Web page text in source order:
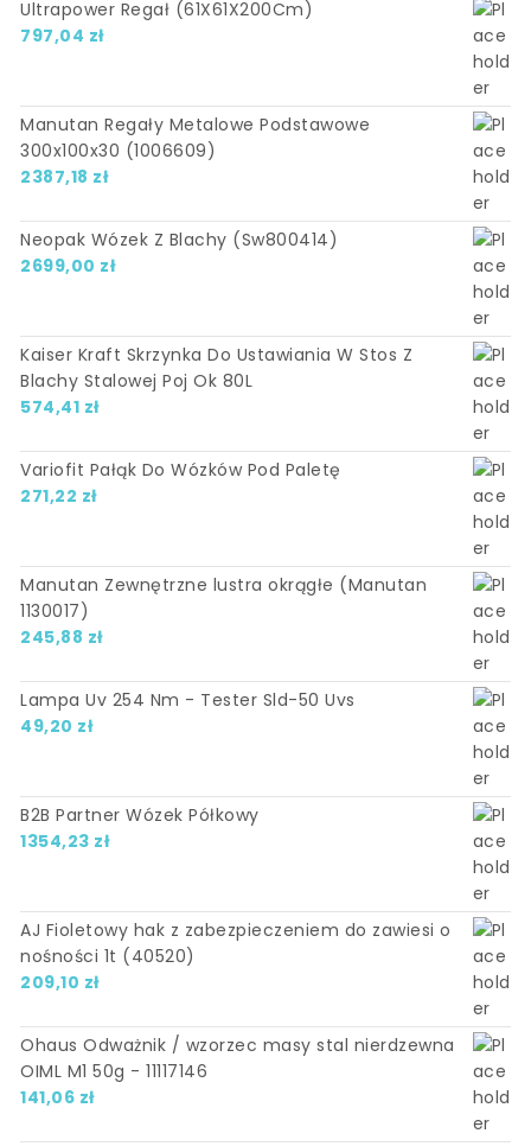
Ultrapower Regał (61X61X200Cm)
797,04 zł
Manutan Regały Metalowe Podstawowe
300x100x30 (1006609)
2387,18 zł
Neopak Wózek Z Blachy (Sw800414)
2699,00 zł
Kaiser Kraft Skrzynka Do Ustawiania W Stos Z
Blachy Stalowej Poj Ok 80L
574,41 zł
Variofit Pałąk Do Wózków Pod Paletę
271,22 zł
Manutan Zewnętrzne lustra okrągłe (Manutan
1130017)
245,88 zł
Lampa Uv 254 Nm - Tester Sld-50 Uvs
49,20 zł
B2B Partner Wózek Półkowy
1354,23 zł
AJ Fioletowy hak z zabezpieczeniem do zawiesi o
nośności 1t (40520)
209,10 zł
Ohaus Odważnik / wzorzec masy stal nierdzewna
OIML M1 50g - 11117146
141,06 zł